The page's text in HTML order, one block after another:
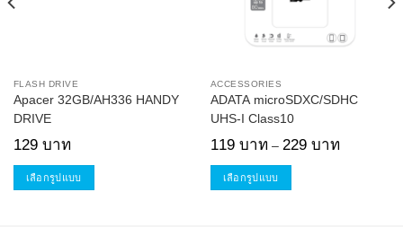
FLASH DRIVE
Apacer 32GB/AH336 HANDY
DRIVE
129 บาท
เลือกรูปแบบ
ACCESSORIES
ADATA microSDXC/SDHC
UHS-I Class10
119 บาท – 229 บาทPrice
range:
เลือกรูปแบบ